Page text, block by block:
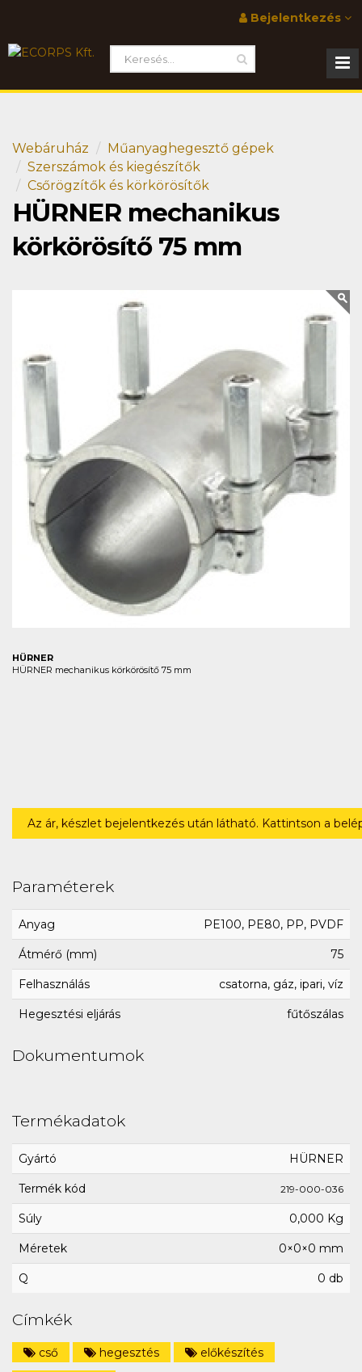
Bejelentkezés
Webáruház
Műanyaghegesztő gépek
Szerszámok és kiegészítők
Csőrögzítők és körkörösítők
HÜRNER mechanikus
körkörösítő 75 mm
HÜRNER
HÜRNER mechanikus körkörösítő 75 mm
Az ár, készlet bejelentkezés után látható. Kattintson a
Paraméterek
Anyag PE100, PE80, PP, PVDF
Átmérő (mm) 75
Felhasználás csatorna, gáz, ipari, víz
Hegesztési eljárás fűtőszálas
Dokumentumok
Termékadatok
Gyártó HÜRNER
Termék kód 219-000-036
Súly 0,000 Kg
Méretek 0×0×0 mm
Q 0 db
Címkék
cső hegesztés
előkészítés